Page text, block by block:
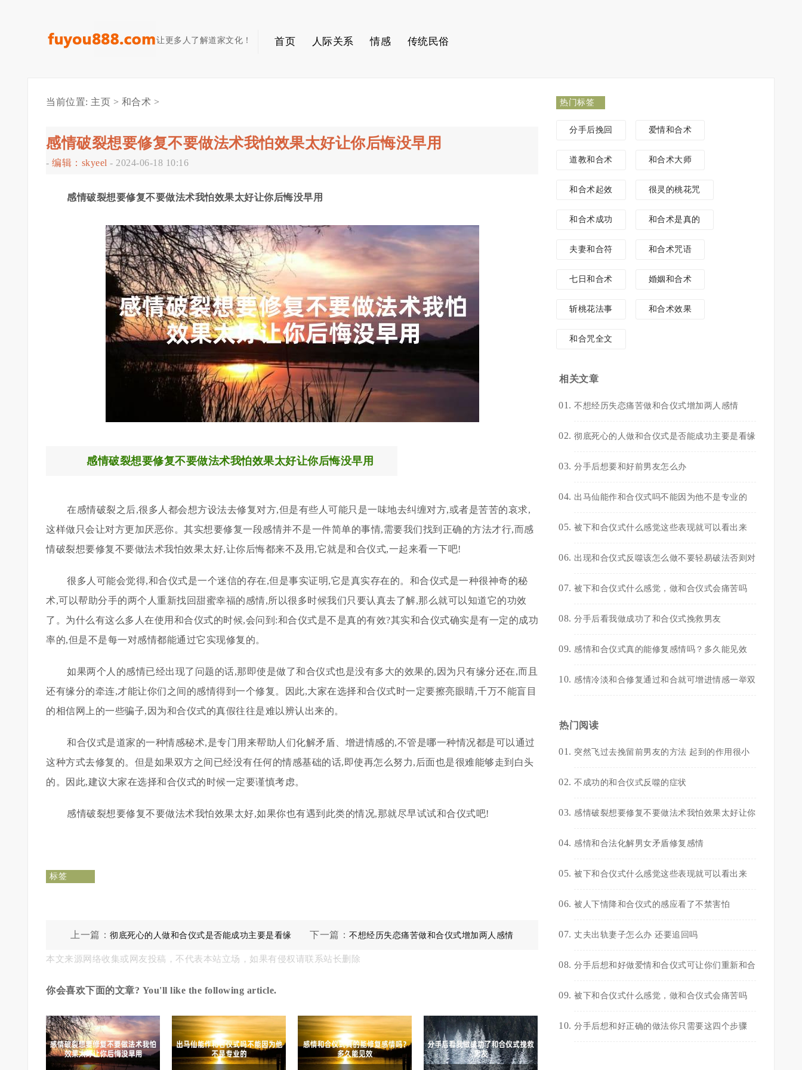
让更多人了解道家文化！ 首页 人际关系 情感 传统民俗
当前位置: 主页 > 和合术 >
感情破裂想要修复不要做法术我怕效果太好让你后悔没早用
- 编辑：skyeel - 2024-06-18 10:16
感情破裂想要修复不要做法术我怕效果太好让你后悔没早用
感情破裂想要修复不要做法术我怕效果太好让你后悔没早用
在感情破裂之后,很多人都会想方设法去修复对方,但是有些人可能只是一味地去纠缠对方,或者是苦苦的哀求,
这样做只会让对方更加厌恶你。其实想要修复一段感情并不是一件简单的事情,需要我们找到正确的方法才行,而感
情破裂想要修复不要做法术我怕效果太好,让你后悔都来不及用,它就是和合仪式,一起来看一下吧!
很多人可能会觉得,和合仪式是一个迷信的存在,但是事实证明,它是真实存在的。和合仪式是一种很神奇的秘
术,可以帮助分手的两个人重新找回甜蜜幸福的感情,所以很多时候我们只要认真去了解,那么就可以知道它的功效
了。为什么有这么多人在使用和合仪式的时候,会问到:和合仪式是不是真的有效?其实和合仪式确实是有一定的成功
率的,但是不是每一对感情都能通过它实现修复的。
如果两个人的感情已经出现了问题的话,那即使是做了和合仪式也是没有多大的效果的,因为只有缘分还在,而且
还有缘分的牵连,才能让你们之间的感情得到一个修复。因此,大家在选择和合仪式时一定要擦亮眼睛,千万不能盲目
的相信网上的一些骗子,因为和合仪式的真假往往是难以辨认出来的。
和合仪式是道家的一种情感秘术,是专门用来帮助人们化解矛盾、增进情感的,不管是哪一种情况都是可以通过
这种方式去修复的。但是如果双方之间已经没有任何的情感基础的话,即使再怎么努力,后面也是很难能够走到白头
的。因此,建议大家在选择和合仪式的时候一定要谨慎考虑。
感情破裂想要修复不要做法术我怕效果太好,如果你也有遇到此类的情况,那就尽早试试和合仪式吧!
标签
上一篇：彻底死心的人做和合仪式是否能成功主要是看缘 下一篇：不想经历失恋痛苦做和合仪式增加两人感情
本文来源网络收集或网友投稿，不代表本站立场，如果有侵权请联系站长删除
你会喜欢下面的文章? You'll like the following article.
热门标签
分手后挽回 爱情和合术
道教和合术 和合术大师
和合术起效 很灵的桃花咒
和合术成功 和合术是真的
夫妻和合符 和合术咒语
七日和合术 婚姻和合术
斩桃花法事 和合术效果
和合咒全文
相关文章
不想经历失恋痛苦做和合仪式增加两人感情
彻底死心的人做和合仪式是否能成功主要是看缘
分手后想要和好前男友怎么办
出马仙能作和合仪式吗不能因为他不是专业的
被下和合仪式什么感觉这些表现就可以看出来
出现和合仪式反噬该怎么做不要轻易破法否则对
被下和合仪式什么感觉，做和合仪式会痛苦吗
分手后看我做成功了和合仪式挽救男友
感情和合仪式真的能修复感情吗？多久能见效
感情冷淡和合修复通过和合就可增进情感一举双
热门阅读
突然飞过去挽留前男友的方法 起到的作用很小
不成功的和合仪式反噬的症状
感情破裂想要修复不要做法术我怕效果太好让你
感情和合法化解男女矛盾修复感情
被下和合仪式什么感觉这些表现就可以看出来
被人下情降和合仪式的感应看了不禁害怕
丈夫出轨妻子怎么办 还要追回吗
分手后想和好做爱情和合仪式可让你们重新和合
被下和合仪式什么感觉，做和合仪式会痛苦吗
分手后想和好正确的做法你只需要这四个步骤